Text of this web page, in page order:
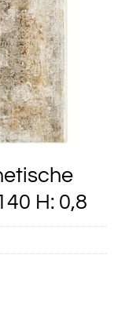
H: 0,8